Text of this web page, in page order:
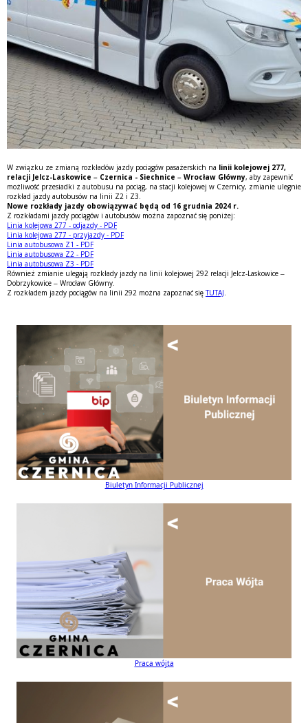
W związku ze zmianą rozkładów jazdy pociągów pasażerskich na linii kolejowej 277,
relacji Jelcz-Laskowice – Czernica - Siechnice – Wrocław Główny, aby zapewnić
możliwość przesiadki z autobusu na pociąg, na stacji kolejowej w Czernicy, zmianie ulegnie
rozkład jazdy autobusów na linii Z2 i Z3.
Nowe rozkłady jazdy obowiązywać będą od 16 grudnia 2024 r.
Z rozkładami jazdy pociągów i autobusów można zapoznać się poniżej:
Linia kolejowa 277 - odjazdy - PDF
Linia kolejowa 277 - przyjazdy - PDF
Linia autobusowa Z1 - PDF
Linia autobusowa Z2 - PDF
Linia autobusowa Z3 - PDF
Również zmianie ulegają rozkłady jazdy na linii kolejowej 292 relacji Jelcz-Laskowice –
Dobrzykowice – Wrocław Główny.
Z rozkładem jazdy pociągów na linii 292 można zapoznać sięTUTAJ
Biuletyn Informacji Publicznej
Praca wójta